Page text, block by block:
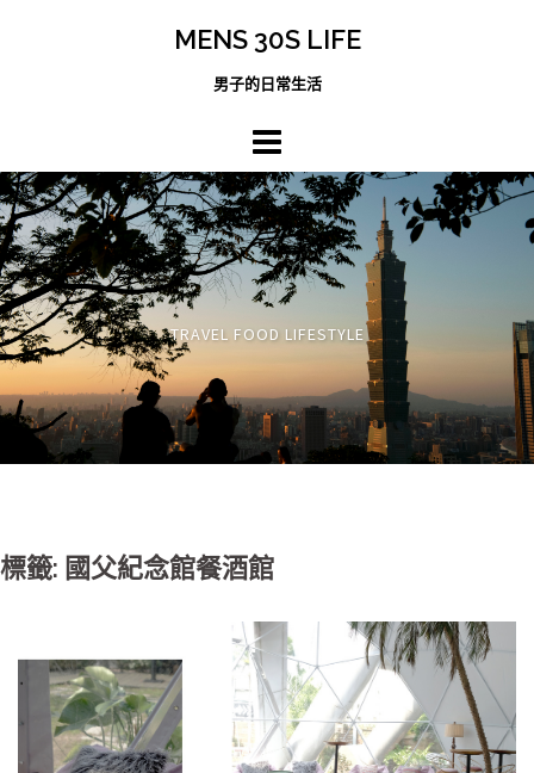
MENS 30S LIFE
男子的日常生活
TRAVEL FOOD LIFESTYLE
標籤: 國父紀念館餐酒館